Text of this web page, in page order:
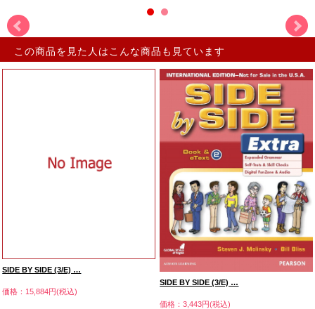
この商品を見た人はこんな商品も見ています
SIDE BY SIDE (3/E) …
価格：15,884円(税込)
SIDE BY SIDE (3/E) …
価格：3,443円(税込)